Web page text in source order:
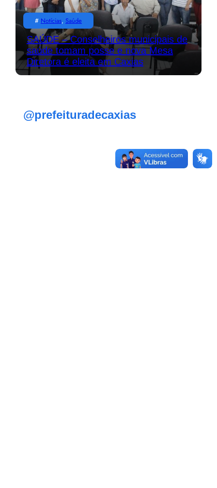
# Notícias, Saúde
SAÚDE – Conselheiros municipais de
saúde tomam posse e nova Mesa
Diretora é eleita em Caxias
@prefeituradecaxias